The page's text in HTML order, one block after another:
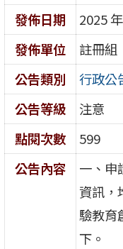
發佈日期
2025
發佈單位
註冊組
公告類別
行政公
公告等級
注意
點閱次數
599
公告內容
一、申
資訊，
驗教育
下。